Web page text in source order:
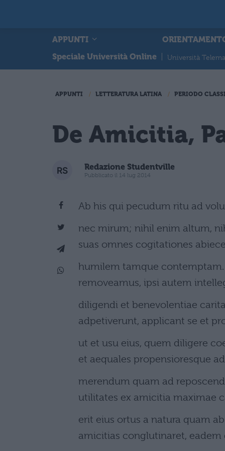
APPUNTI
Speciale Università Online
Università
APPUNTI LETTERATURA LATINA PERIODO
De Amicitia,
Redazione Studentville
Pubblicato il 14 lug 2014
Ab his qui pecudum ritu ad
nec mirum; nihil enim altum,
suas omnes cogitationes
humilem tamque
removeamus, ipsi autem
diligendi et benevolentiae
adpetiverunt, applicant se et
ut et usu eius, quem diligere
et aequales propensioresque
merendum quam ad
utilitates ex amicitia maximae
erit eius ortus a natura quam
amicitias conglutinaret,